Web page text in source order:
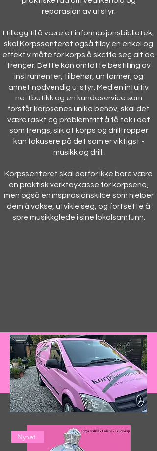
reparasjon av utstyr.
I tillegg til å være et informasjonsbibliotek,
skal Korpssenteret også tilby en enkel og
effektiv måte for korps å skaffe seg alt de
trenger. Dette kan omfatte bestilling av
instrumenter, tilbehør, uniformer, og
annet nødvendig utstyr. Med en intuitiv
nettbutikk og en kundeservice som
forstår korpsenes unike behov, skal det
være raskt og problemfritt å få tak i det
som trengs, slik at korps og drilltropper
kan fokusere på det som er viktigst -
musikk og drill.
Korpssenteret skal derfor ikke bare være
en praktisk verktøykasse for korpsene,
men også en inspirasjonskilde som hjelper
dem å vokse, utvikle seg, og fortsette å
spre musikkglede i sine lokalsamfunn.
KORPSPROFIL •
KORPSPROFIL • KORPSPRO
FIL
Nyhet!